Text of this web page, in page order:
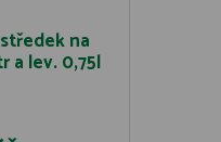
na
a lev. 0,75l